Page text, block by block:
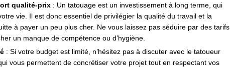
qualité-prix : Un tatouage est un investissement à long terme, qui
vie. Il est donc essentiel de privilégier la qualité du travail et la
à payer un peu plus cher. Ne vous laissez pas séduire par des tarifs
un manque de compétence ou d’hygiène.
: Si votre budget est limité, n’hésitez pas à discuter avec le tatoueur
vous permettent de concrétiser votre projet tout en respectant vos